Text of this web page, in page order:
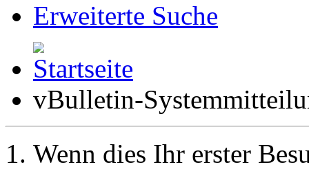
Erweiterte Suche
vBulletin-
Wenn dies Ihr erster